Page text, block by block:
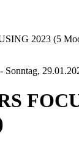
Sonntag,